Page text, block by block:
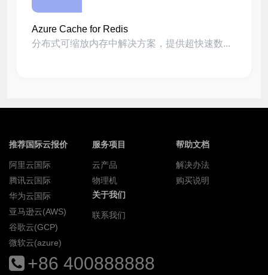
Azure Cache for Redis
分布式可缩放内存中解决方案，提供超快速数...
推荐国际云报价
阿里云国际
腾讯云国际
华为云国际
亚马逊云(AWS)
谷歌云(GCP)
微软云(azure)
服务项目
云产品
物理机
帮助文档
解决办法
购买说明
关于我们
联系我们
+86 400888888